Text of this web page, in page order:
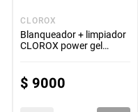
CLOROX
Blanqueador + limpiador
CLOROX power gel
$ 9000